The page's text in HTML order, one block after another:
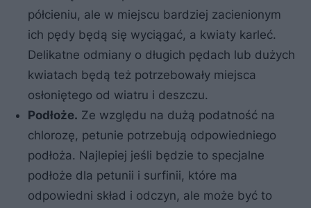
półcieniu, ale w miejscu bardziej zacienionym
ich pędy będą się wyciągać, a kwiaty karleć.
Delikatne odmiany o długich pędach lub dużych
kwiatach będą też potrzebowały miejsca
osłoniętego od wiatru i deszczu.
Podłoże. Ze względu na dużą podatność na
chlorozę, petunie potrzebują odpowiedniego
podłoża. Najlepiej jeśli będzie to specjalne
podłoże dla petunii i surfinii, które ma
odpowiedni skład i odczyn, ale może być to